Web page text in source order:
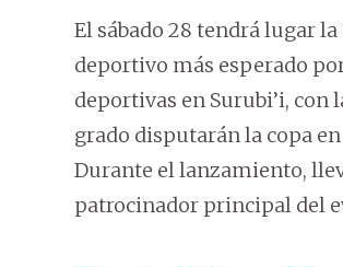
El sábado 28 tendrá lugar
deportivo más esperado
deportivas en Surubi’i, con
grado disputarán la copa
Durante el lanzamiento,
patrocinador principal del